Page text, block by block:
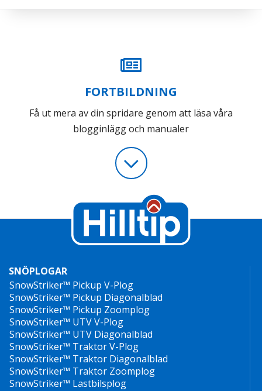
FORTBILDNING
Få ut mera av din spridare genom att läsa våra
blogginlägg och manualer
SNÖPLOGAR
SnowStriker™ Pickup V-Plog
SnowStriker™ Pickup Diagonalblad
SnowStriker™ Pickup Zoomplog
SnowStriker™ UTV V-Plog
SnowStriker™ UTV Diagonalblad
SnowStriker™ Traktor V-Plog
SnowStriker™ Traktor Diagonalblad
SnowStriker™ Traktor Zoomplog
SnowStriker™ Lastbilsplog